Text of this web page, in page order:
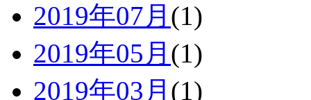
2019年07月 (1)
2019年05月 (1)
2019年03月 (1)